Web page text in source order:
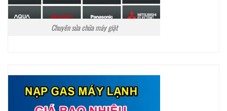
Chuyên sửa chữa máy giặt